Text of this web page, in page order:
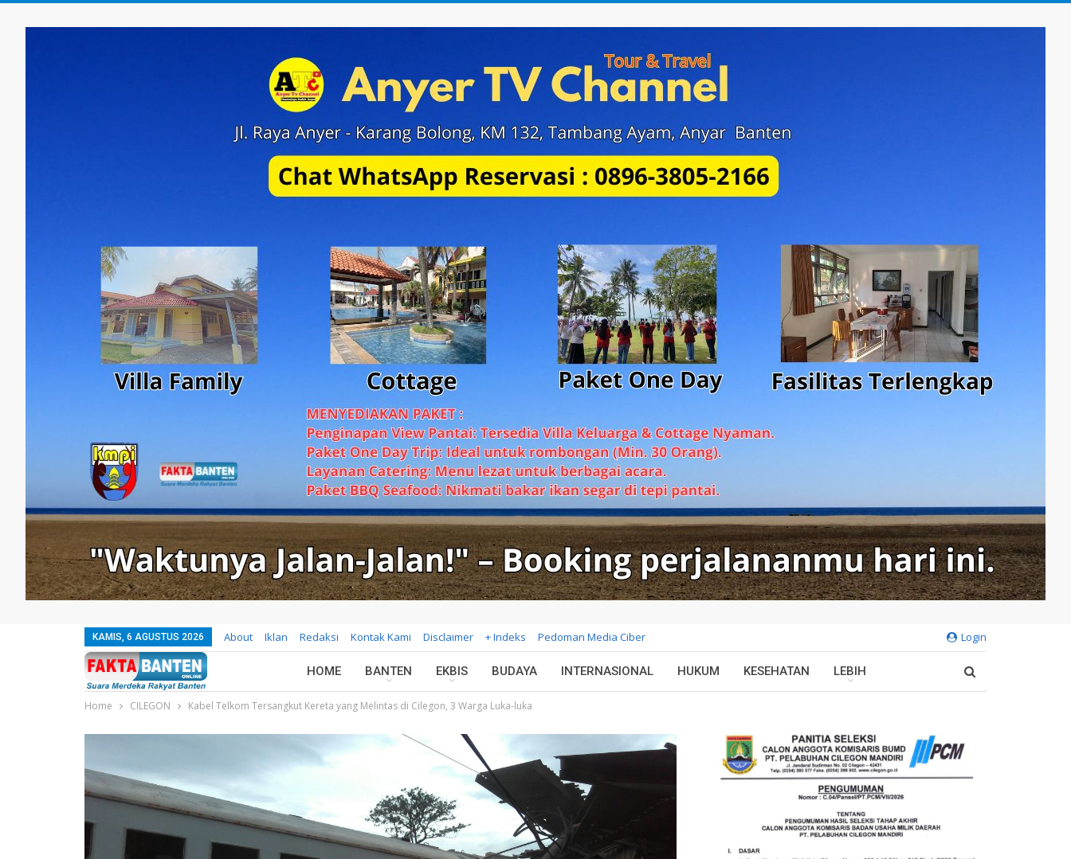
Login
KAMIS, 6 AGUSTUS 2026 About Iklan Redaksi Kontak Kami Disclaimer + Indeks Pedoman Media Ciber
HOME BANTEN EKBIS BUDAYA INTERNASIONAL HUKUM KESEHATAN LEBIH
Home CILEGON Kabel Telkom Tersangkut Kereta yang Melintas di Cilegon, 3 Warga Luka-luka